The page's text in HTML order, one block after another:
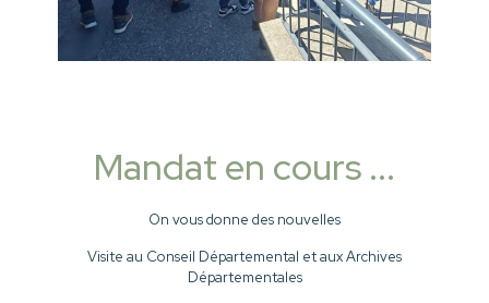
Mandat en cours ...
On vous donne des nouvelles
Visite au Conseil Départemental et aux Archives
Départementales